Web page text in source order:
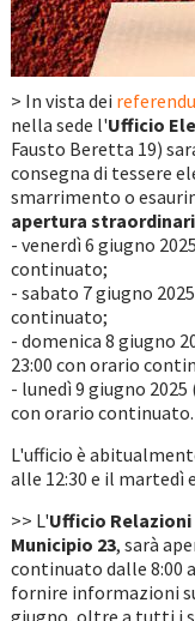
> In vista dei
nella sede l'Ufficio
Fausto Beretta 19)
consegna di tessere
smarrimento o
apertura
- venerdì 6 giugno
continuato;
- sabato 7 giugno
continuato;
- domenica 8 giugno
23:00 con orario
- lunedì 9 giugno
con orario continuato.
L'ufficio è
alle 12:30 e il martedì
>> L'Ufficio Relazioni
Municipio 23, sarà
continuato dalle 8:00
fornire informazioni